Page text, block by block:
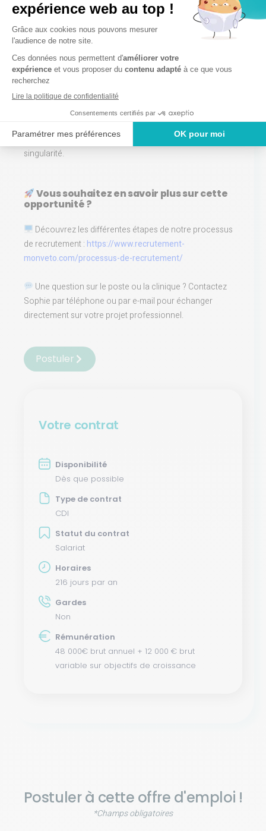
projet professionnel
par notre équipe de
formation
Nos engagements :
Nous valorisons ladiversitéet assurons untraitement
de chaque candidature, quels que soient votre
origine, genre, âge, orientation, religion, handicap ou autre
singularité.
Vous souhaitez en savoir plus sur cette
opportunité ?
Découvrez les différentes étapes de notre processus
de recrutement : https://www.recrutement-
monveto.com/processus-de-recrutement/
Une question sur le poste ou la clinique ? Contactez
Sophie par téléphone ou par e-mail pour échanger
directement sur votre projet professionnel.
Postuler
Votre contrat
Disponibilité
Dès que possible
Type de contrat
CDI
Statut du contrat
Salariat
Horaires
216 jours par an
Gardes
Non
Rémunération
48 000€ brut annuel + 12 000 € brut
variable sur objectifs de croissance
Postuler à cette offre d'emploi !
*Champs obligatoires